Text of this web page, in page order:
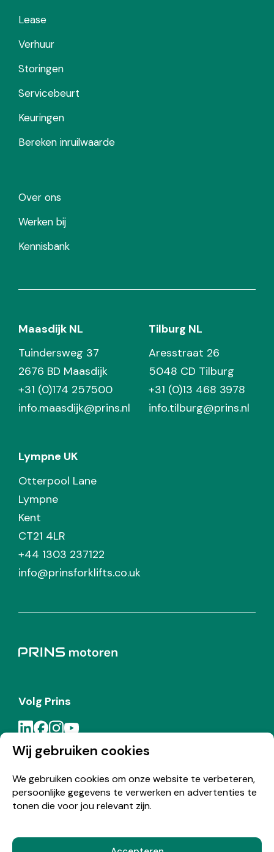
Wij gebruiken cookies
We gebruiken cookies om onze website te verbeteren,
persoonlijke gegevens te verwerken en advertenties te
tonen die voor jou relevant zijn.
Lease
Verhuur
Storingen
Servicebeurt
Keuringen
Bereken inruilwaarde
Over ons
Werken bij
Kennisbank
Maasdijk NL
Tuindersweg 37
2676 BD Maasdijk
+31 (0)174 257500
info.maasdijk@prins.nl
Tilburg NL
Aresstraat 26
5048 CD Tilburg
+31 (0)13 468 3978
info.tilburg@prins.nl
Lympne UK
Otterpool Lane
Lympne
Kent
CT21 4LR
+44 1303 237122
info@prinsforklifts.co.uk
Volg Prins
Meld je aan voor de Prins nieuwsbrief